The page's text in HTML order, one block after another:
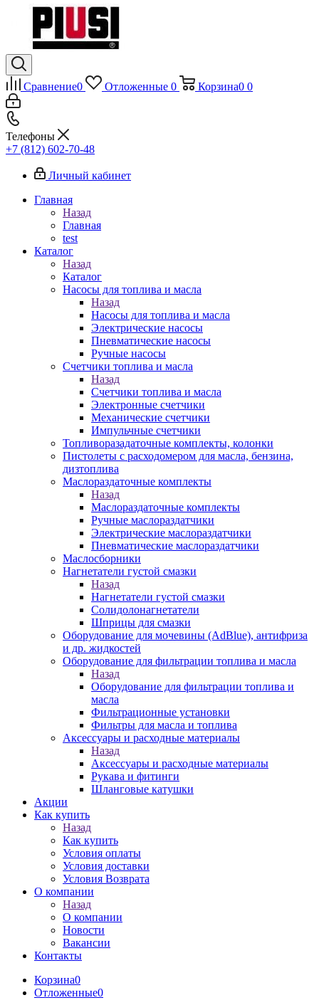
Сравнение0 Отложенные 0 Корзина0 0
Телефоны
+7 (812) 602-70-48
Личный кабинет
Главная
Назад
Главная
test
Каталог
Назад
Каталог
Насосы для топлива и масла
Назад
Насосы для топлива и масла
Электрические насосы
Пневматические насосы
Ручные насосы
Счетчики топлива и масла
Назад
Счетчики топлива и масла
Электронные счетчики
Механические счетчики
Импульчные счетчики
Топливоразадаточные комплекты, колонки
Пистолеты с расходомером для масла, бензина,
дизтоплива
Маслораздаточные комплекты
Назад
Маслораздаточные комплекты
Ручные маслораздатчики
Электрические маслораздатчики
Пневматические маслораздатчики
Маслосборники
Нагнетатели густой смазки
Назад
Нагнетатели густой смазки
Солидолонагнетатели
Шприцы для смазки
Оборудование для мочевины (AdBlue), антифриза
и др. жидкостей
Оборудование для фильтрации топлива и масла
Назад
Оборудование для фильтрации топлива и
масла
Фильтрационные установки
Фильтры для масла и топлива
Аксессуары и расходные материалы
Назад
Аксессуары и расходные материалы
Рукава и фитинги
Шланговые катушки
Акции
Как купить
Назад
Как купить
Условия оплаты
Условия доставки
Условия Возврата
О компании
Назад
О компании
Новости
Вакансии
Контакты
Корзина0
Отложенные0